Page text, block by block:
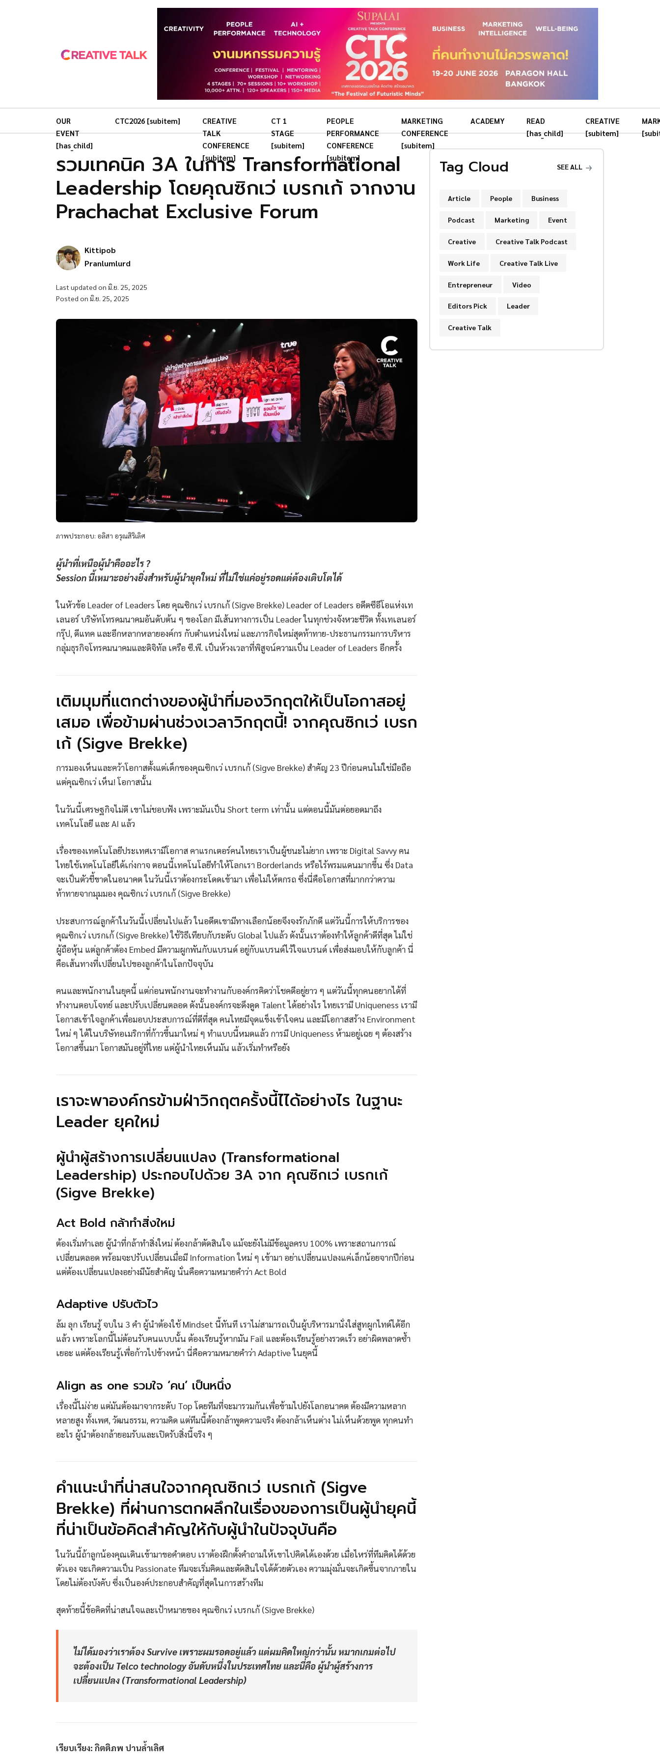
OUR
EVENT
[has_child]
CTC2026 [subitem]
CREATIVE
TALK
CONFERENCE
[subitem]
CT 1
STAGE
[subitem]
PEOPLE
PERFORMANCE
CONFERENCE
[subitem]
MARKETING
CONFERENCE
[subitem]
ACADEMY
READ
[has_child]
CREATIVE
[subitem]
รวมเทคนิค 3A ในการ Transformational
Leadership โดยคุณซิกเว่ เบรกเก้ จากงาน
Prachachat Exclusive Forum
Kittipob
Pranlumlurd
Last updated on มิ.ย. 25, 2025
Posted on มิ.ย. 25, 2025
ภาพประกอบ: อลิสา อรุณสิริเลิศ
ผู้นำที่เหนือผู้นำคืออะไร ?
Session นี้เหมาะอย่างยิ่งสำหรับผู้นำยุคใหม่ ที่ไม่ใช่แค่อยู่รอดแต่ต้องเติบโตได้
ในหัวข้อ Leader of Leaders โดย คุณซิกเว่ เบรกเก้ (Sigve Brekke) Leader of Leaders อดีตซีอีโอแห่งเท
เลนอร์ บริษัทโทรคมนาคมอันดับต้น ๆ ของโลก มีเส้นทางการเป็น Leader ในทุกช่วงจังหวะชีวิต ทั้งเทเลนอร์
กรุ๊ป, ดีแทค และอีกหลากหลายองค์กร กับตำแหน่งใหม่ และภารกิจใหม่สุดท้าทาย-ประธานกรรมการบริหาร
กลุ่มธุรกิจโทรคมนาคมและดิจิทัล เครือ ซี.พี. เป็นห้วงเวลาที่พิสูจน์ความเป็น Leader of Leaders อีกครั้ง
เติมมุมที่แตกต่างของผู้นำที่มองวิกฤตให้เป็นโอกาสอยู่
เสมอ เพื่อข้ามผ่านช่วงเวลาวิกฤตนี้! จากคุณซิกเว่ เบรก
เก้ (Sigve Brekke)
การมองเห็นและคว้าโอกาสตั้งแต่เด็กของคุณซิกเว่ เบรกเก้ (Sigve Brekke) สำคัญ 23 ปีก่อนคนไม่ใช่มือถือ
แต่คุณซิกเว่ เห็น! โอกาสนั้น
ในวันนี้เศรษฐกิจไม่ดี เขาไม่ชอบฟัง เพราะมันเป็น Short term เท่านั้น แต่ตอนนี้มันต่อยอดมาถึง
เทคโนโลยี และ AI แล้ว
เรื่องของเทคโนโลยีประเทศเรามีโอกาส คาแรกเตอร์คนไทยเราเป็นผู้ชนะไม่ยาก เพราะ Digital Savvy คน
ไทยใช้เทคโนโลยีได้เก่งกาจ ตอนนี้เทคโนโลยีทำให้โลกเรา Borderlands หรือไร้พรมแดนมากขึ้น ซึ่ง Data
จะเป็นตัวชี้ขาดในอนาคต ในวันนี้เราต้องกระโดดเข้ามา เพื่อไม่ให้ตกรถ ซึ่งนี่คือโอกาสที่มากกว่าความ
ท้าทายจากมุมมอง คุณซิกเว่ เบรกเก้ (Sigve Brekke)
ประสบการณ์ลูกค้าในวันนี้เปลี่ยนไปแล้ว ในอดีตเขามีทางเลือกน้อยจึงจงรักภักดี แต่วันนี้การให้บริการของ
คุณซิกเว่ เบรกเก้ (Sigve Brekke) ใช้วิธีเทียบกับระดับ Global ไปแล้ว ดังนั้นเราต้องทำให้ลูกค้าดีที่สุด ไม่ใช่
ผู้ถือหุ้น แต่ลูกค้าต้อง Embed มีความผูกพันกับแบรนด์ อยู่กับแบรนด์ไว้ใจแบรนด์ เพื่อส่งมอบให้กับลูกค้า นี่
คือเส้นทางที่เปลี่ยนไปของลูกค้าในโลกปัจจุบัน
คนและพนักงานในยุคนี้ แต่ก่อนพนักงานจะทำงานกับองค์กรคิดว่าโชคดีอยู่ยาว ๆ แต่วันนี้ทุกคนอยากได้ที่
ทำงานตอบโจทย์ และปรับเปลี่ยนตลอด ดังนั้นองค์กรจะดึงดูด Talent ได้อย่างไร ไทยเรามี Uniqueness เรามี
โอกาสเข้าใจลูกค้าเพื่อมอบประสบการณ์ที่ดีที่สุด คนไทยมีจุดแข็งเข้าใจคน และมีโอกาสสร้าง Environment
ใหม่ ๆ ได้ในบริษัทอเมริกาที่ก้าวขึ้นมาใหม่ ๆ ทำแบบนี้หมดแล้ว การมี Uniqueness ห้ามอยู่เฉย ๆ ต้องสร้าง
โอกาสขึ้นมา โอกาสมันอยู่ที่ไทย แต่ผู้นำไทยเห็นมัน แล้วเริ่มทำหรือยัง
เราจะพาองค์กรข้ามฝ่าวิกฤตครั้งนี้ไได้อย่างไร ในฐานะ
Leader ยุคใหม่
ผู้นำผู้สร้างการเปลี่ยนแปลง (Transformational
Leadership) ประกอบไปด้วย 3A จาก คุณซิกเว่ เบรกเก้
(Sigve Brekke)
Act Bold กล้าทำสิ่งใหม่
ต้องเริ่มทำเลย ผู้นำที่กล้าทำสิ่งใหม่ ต้องกล้าตัดสินใจ แม้จะยังไม่มีข้อมูลครบ 100% เพราะสถานการณ์
เปลี่ยนตลอด พร้อมจะปรับเปลี่ยนเมื่อมี Information ใหม่ ๆ เข้ามา อย่าเปลี่ยนแปลงแค่เล็กน้อยจากปีก่อน
แต่ต้องเปลี่ยนแปลงอย่างมีนัยสำคัญ นั่นคือความหมายคำว่า Act Bold
Adaptive ปรับตัวไว
ล้ม ลุก เรียนรู้ จบใน 3 คำ ผู้นำต้องใช้ Mindset นี้ทันที เราไม่สามารถเป็นผู้บริหารมานั่งใส่สูทผูกไทด์ได้อีก
แล้ว เพราะโลกนี้ไม่ต้อนรับคนแบบนั้น ต้องเรียนรู้หากมัน Fail และต้องเรียนรู้อย่างรวดเร็ว อย่าผิดพลาดซ้ำ
เยอะ แต่ต้องเรียนรู้เพื่อก้าวไปข้างหน้า นี่คือความหมายคำว่า Adaptive ในยุคนี้
Align as one รวมใจ ‘คน’ เป็นหนึ่ง
เรื่องนี้ไม่ง่าย แต่มันต้องมาจากระดับ Top โดยทีมที่จะมารวมกันเพื่อข้ามไปยังโลกอนาคต ต้องมีความหลาก
หลายสูง ทั้งเพศ, วัฒนธรรม, ความคิด แต่ทีมนี้ต้องกล้าพูดความจริง ต้องกล้าเห็นต่าง ไม่เห็นด้วยพูด ทุกคนทำ
อะไร ผู้นำต้องกล้ายอมรับและเปิดรับสิ่งนี้จริง ๆ
คำแนะนำที่น่าสนใจจากคุณซิกเว่ เบรกเก้ (Sigve
Brekke) ที่ผ่านการตกผลึกในเรื่องของการเป็นผู้นำยุคนี้
ที่น่าเป็นข้อคิดสำคัญให้กับผู้นำในปัจจุบันคือ
ในวันนี้ถ้าลูกน้องคุณเดินเข้ามาขอคำตอบ เราต้องฝึกตั้งคำถามให้เขาไปคิดได้เองด้วย เมื่อไหร่ที่ทีมคิดได้ด้วย
ตัวเอง จะเกิดความเป็น Passionate ทีมจะเริ่มคิดและตัดสินใจได้ด้วยตัวเอง ความมุ่งมั่นจะเกิดขึ้นจากภายใน
โดยไม่ต้องบังคับ ซึ่งเป็นองค์ประกอบสำคัญที่สุดในการสร้างทีม
สุดท้ายนี้ข้อคิดที่น่าสนใจและเป้าหมายของ คุณซิกเว่ เบรกเก้ (Sigve Brekke)
ไม่ได้มองว่าเราต้อง Survive เพราะผมรอดอยู่แล้ว แต่ผมคิดใหญ่กว่านั้น หมากเกมต่อไป
จะต้องเป็น Telco technology อันดับหนึ่งในประเทศไทย และนี่คือ ผู้นำผู้สร้างการ
เปลี่ยนแปลง (Transformational Leadership)
เรียบเรียง: กิตติภพ ปานล้ำเลิศ
Tag Cloud SEE ALL
Article People Business
Podcast Marketing Event
Creative Creative Talk Podcast
Work Life Creative Talk Live
Entrepreneur Video
Editors Pick Leader
Creative Talk